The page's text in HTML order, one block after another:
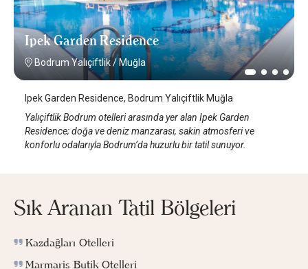
Ipek Garden Residence
Bodrum Yalıçiftlik/ Muğla
Ipek Garden Residence, Bodrum Yalıçiftlik Muğla
Yalıçiftlik Bodrum otelleri arasında yer alan Ipek Garden
Residence; doğa ve deniz manzarası, sakin atmosferi ve
konforlu odalarıyla Bodrum’da huzurlu bir tatil sunuyor.
Sık Aranan Tatil Bölgeleri
Kazdağları Otelleri
Marmaris Butik Otelleri